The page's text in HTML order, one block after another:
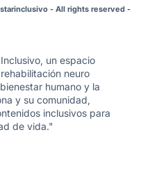
- All rights reserved -
un espacio
neuro
humano y la
y su comunidad,
inclusivos para
de vida."